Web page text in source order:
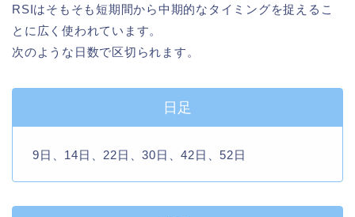
RSIはそもそも短期間から中期的なタイミングを捉えるこ
とに広く使われています。
次のような日数で区切られます。
日足
9日、14日、22日、30日、42日、52日